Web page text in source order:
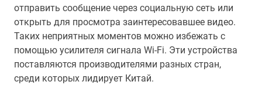
отправить сообщение через социальную сеть или
открыть для просмотра заинтересовавшее видео.
Таких неприятных моментов можно избежать с
помощью усилителя сигнала Wi-Fi. Эти устройства
поставляются производителями разных стран,
среди которых лидирует Китай.